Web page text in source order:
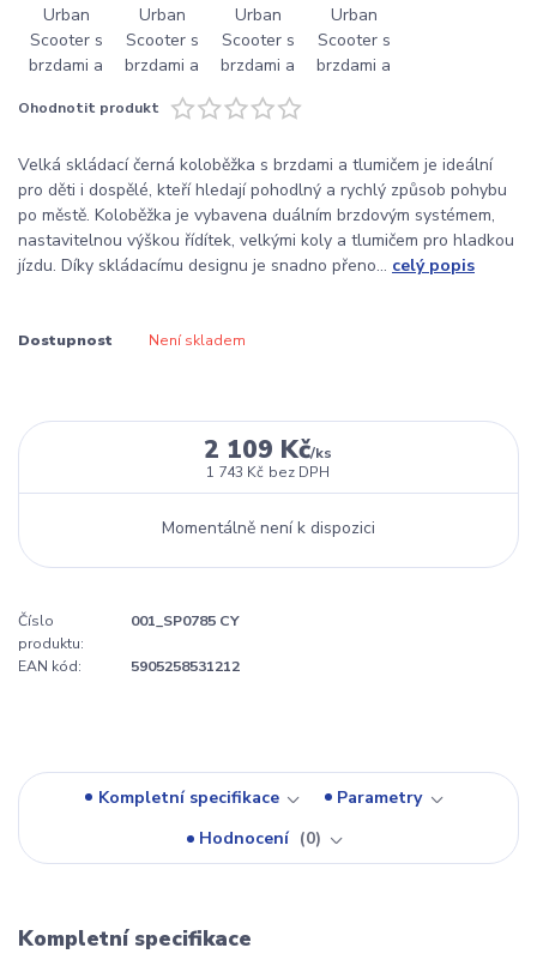
Ohodnotit produkt
Velká skládací černá koloběžka s brzdami a tlumičem je ideální
pro děti i dospělé, kteří hledají pohodlný a rychlý způsob pohybu
po městě. Koloběžka je vybavena duálním brzdovým systémem,
nastavitelnou výškou řídítek, velkými koly a tlumičem pro hladkou
jízdu. Díky skládacímu designu je snadno přeno... celý popis
Dostupnost Není skladem
2 109 Kč/ks
1 743 Kč bez DPH
Momentálně není k dispozici
Číslo
produktu:
001_SP0785 CY
EAN kód: 5905258531212
Kompletní specifikace
Parametry
Hodnocení
0
Kompletní specifikace